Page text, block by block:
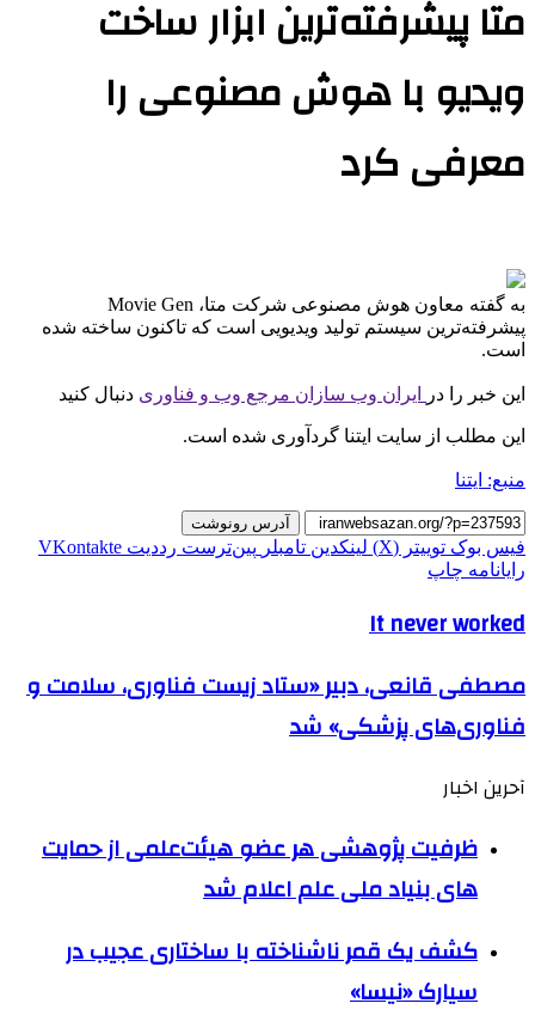
متا پیشرفته‌ترین ابزار ساخت
ویدیو با هوش مصنوعی را
معرفی کرد
به گفته معاون هوش مصنوعی شرکت متا، Movie Gen
پیشرفته‌ترین سیستم تولید ویدیویی است که تاکنون ساخته شده
است.
این خبر را در ایران وب سازان مرجع وب و فناوری دنبال کنید
این مطلب از سایت ایتنا گردآوری شده است.
منبع: ایتنا
آدرس رونوشت
فیس بوک توییتر (X) لینکدین ‫تامبلر ‫پین‌ترست ‫رددیت ‫VKontakte
رایانامه چاپ
It never worked
مصطفی قانعی، دبیر «ستاد زیست فناوری، سلامت و
فناوری‌های پزشکی» شد
آحرین اخبار
ظرفیت پژوهشی هر عضو هیئت‌علمی از حمایت
های بنیاد ملی علم اعلام شد
کشف یک قمر ناشناخته با ساختاری عجیب در
سیارک «نیسا»